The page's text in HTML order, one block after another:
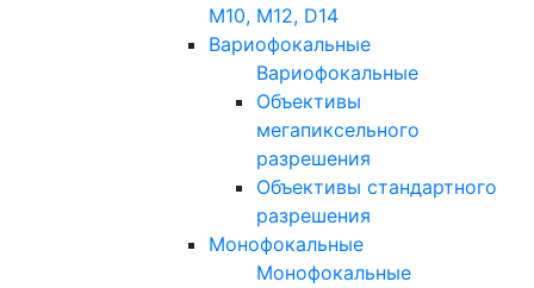
M10, M12, D14
Вариофокальные
Вариофокальные
Объективы
мегапиксельного
разрешения
Объективы стандартного
разрешения
Монофокальные
Монофокальные